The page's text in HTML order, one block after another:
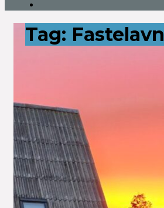
Tag: Fastelavn